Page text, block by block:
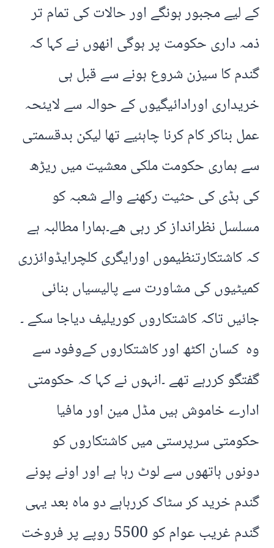
کے لیے مجبور ہونگے اور حالات کی تمام تر
ذمہ داری حکومت پر ہوگی انھوں نے کہا کہ
گندم کا سیزن شروع ہونے سے قبل ہی
خریداری اورادائیگیوں کے حوالہ سے لایئحہ
عمل بناکر کام کرنا چاہئیے تھا لیکن بدقسمتی
سے ہماری حکومت ملکی معشیت میں ریڑھ
کی ہڈی کی حثیت رکھنے والے شعبہ کو
مسلسل نظرانداز کر رہی ھے۔ہمارا مطالبہ ہے
کہ کاشتکارتنظیموں اورایگری کلچرایڈوائزری
کمیٹیوں کی مشاورت سے پالیسیاں بنائی
جائیں تاکہ کاشتکاروں کوریلیف دیاجا سکے ۔
وہ کسان اکٹھ اور کاشتکاروں کےوفود سے
گفتگو کررہے تھے ۔انہوں نے کہا کہ حکومتی
ادارے خاموش ہیں مڈل مین اور مافیا
حکومتی سرپرستی میں کاشتکاروں کو
دونوں ہاتھوں سے لوٹ رہا ہے اور اونے پونے
گندم خرید کر سٹاک کررہاہے دو ماہ بعد یہی
گندم غریب عوام کو 5500 روپے پر فروخت